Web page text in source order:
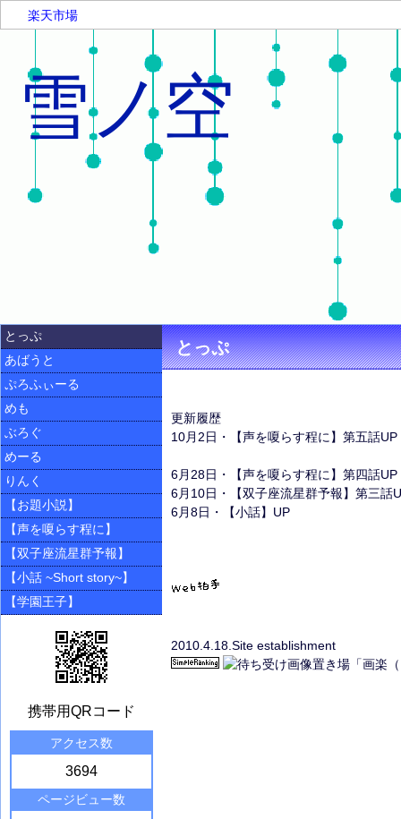
楽天市場
雪ノ空
とっぷ
更新履歴
10月2日・【声を嗄らす程に】第五話UP
6月28日・【声を嗄らす程に】第四話UP
6月10日・【双子座流星群予報】第三話
6月8日・【小話】UP
2010.4.18.Site establishment
とっぷ
あばうと
ぷろふぃーる
めも
ぶろぐ
めーる
りんく
【お題小説】
【声を嗄らす程に】
【双子座流星群予報】
【小話 ~Short story~】
【学園王子】
携帯用QRコード
アクセス数
3694
ページビュー数